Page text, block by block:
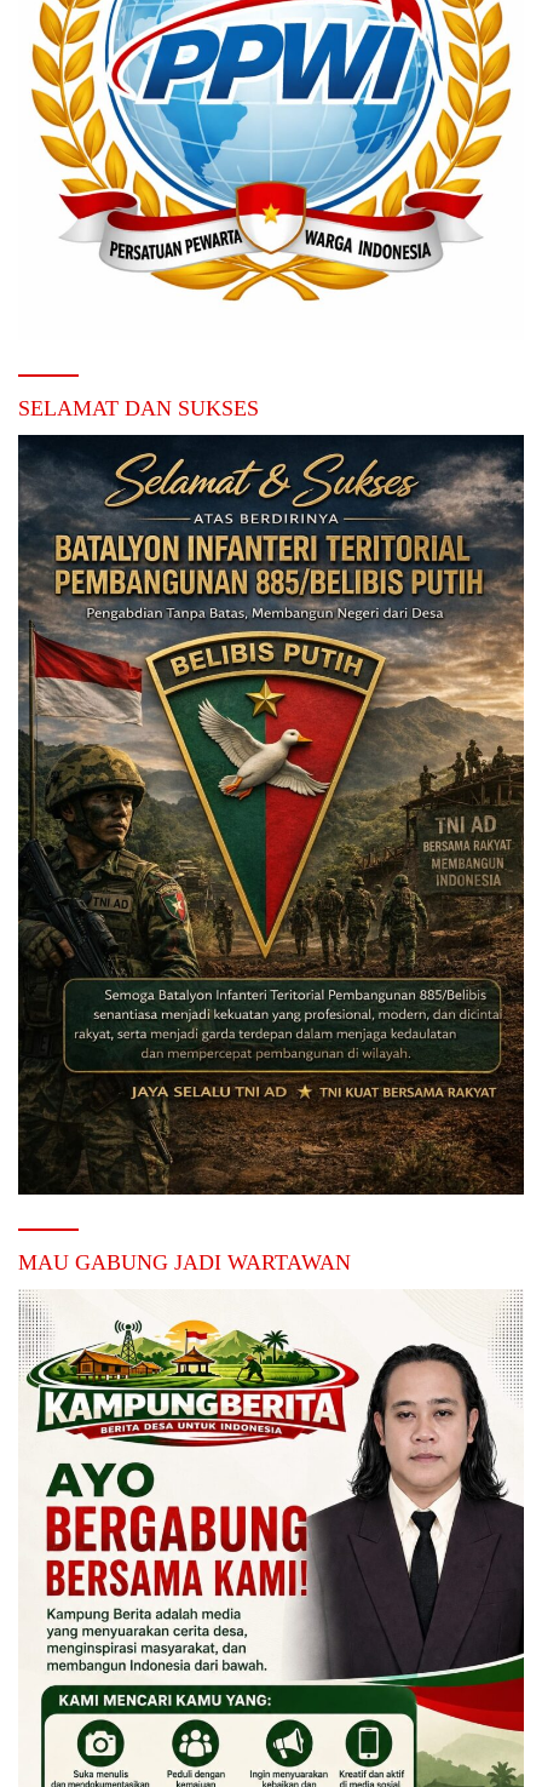
SELAMAT DAN SUKSES
MAU GABUNG JADI WARTAWAN